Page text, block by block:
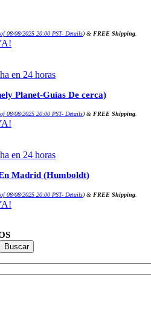
08/08/2025 20:00 PST- Details) & FREE Shipping
en 24 horas
Planet-Guías De cerca)
08/08/2025 20:00 PST- Details) & FREE Shipping
en 24 horas
Madrid (Humboldt)
08/08/2025 20:00 PST- Details) & FREE Shipping
Buscar